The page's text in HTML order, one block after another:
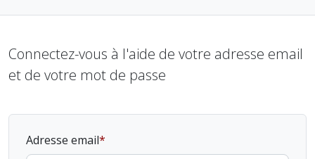
Connectez-vous à l'aide de votre adresse email
et de votre mot de passe
Adresse email